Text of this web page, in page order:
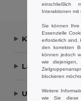
Kontaktieren
Lassen Sie
Unser
einschließlich
Interaktionen mit
Sie können Ihre
Essenzielle
erforderlich sind,
den korrekten
können jedoch
wie diejenigen,
blockieren
Weitere
wie Sie diese